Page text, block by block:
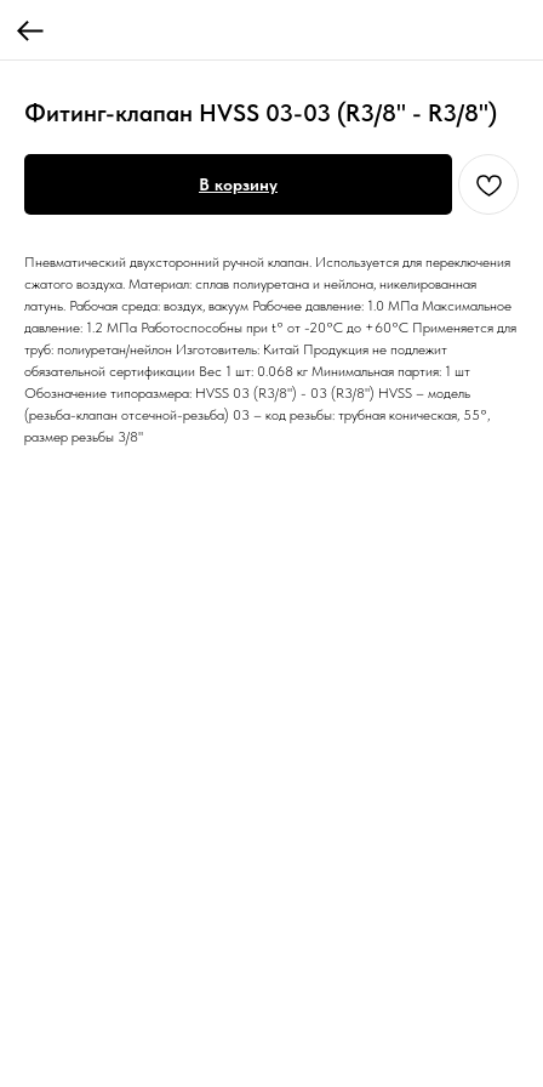
Фитинг-клапан HVSS 03-03 (R3/8" - R3/8")
В корзину
Пневматический двухсторонний ручной клапан. Используется для переключения
сжатого воздуха. Материал: сплав полиуретана и нейлона, никелированная
латунь. Рабочая среда: воздух, вакуум Рабочее давление: 1.0 МПа Максимальное
давление: 1.2 МПа Работоспособны при t° от -20°С до +60°С Применяется для
труб: полиуретан/нейлон Изготовитель: Китай Продукция не подлежит
обязательной сертификации Вес 1 шт: 0.068 кг Минимальная партия: 1 шт
Обозначение типоразмера: HVSS 03 (R3/8") - 03 (R3/8") HVSS – модель
(резьба-клапан отсечной-резьба) 03 – код резьбы: трубная коническая, 55°,
размер резьбы 3/8"